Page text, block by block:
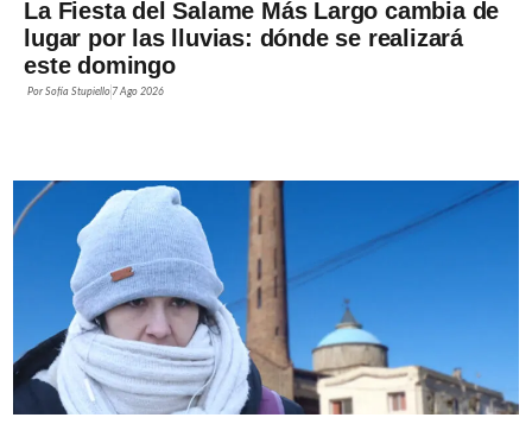
La Fiesta del Salame Más Largo cambia de
lugar por las lluvias: dónde se realizará
este domingo
PorSofía Stupiello 7 Ago 2026